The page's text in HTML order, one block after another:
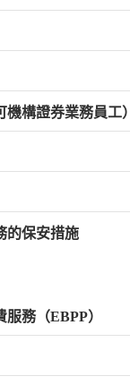
構證券業務員工）
的保安措施
務（EBPP）